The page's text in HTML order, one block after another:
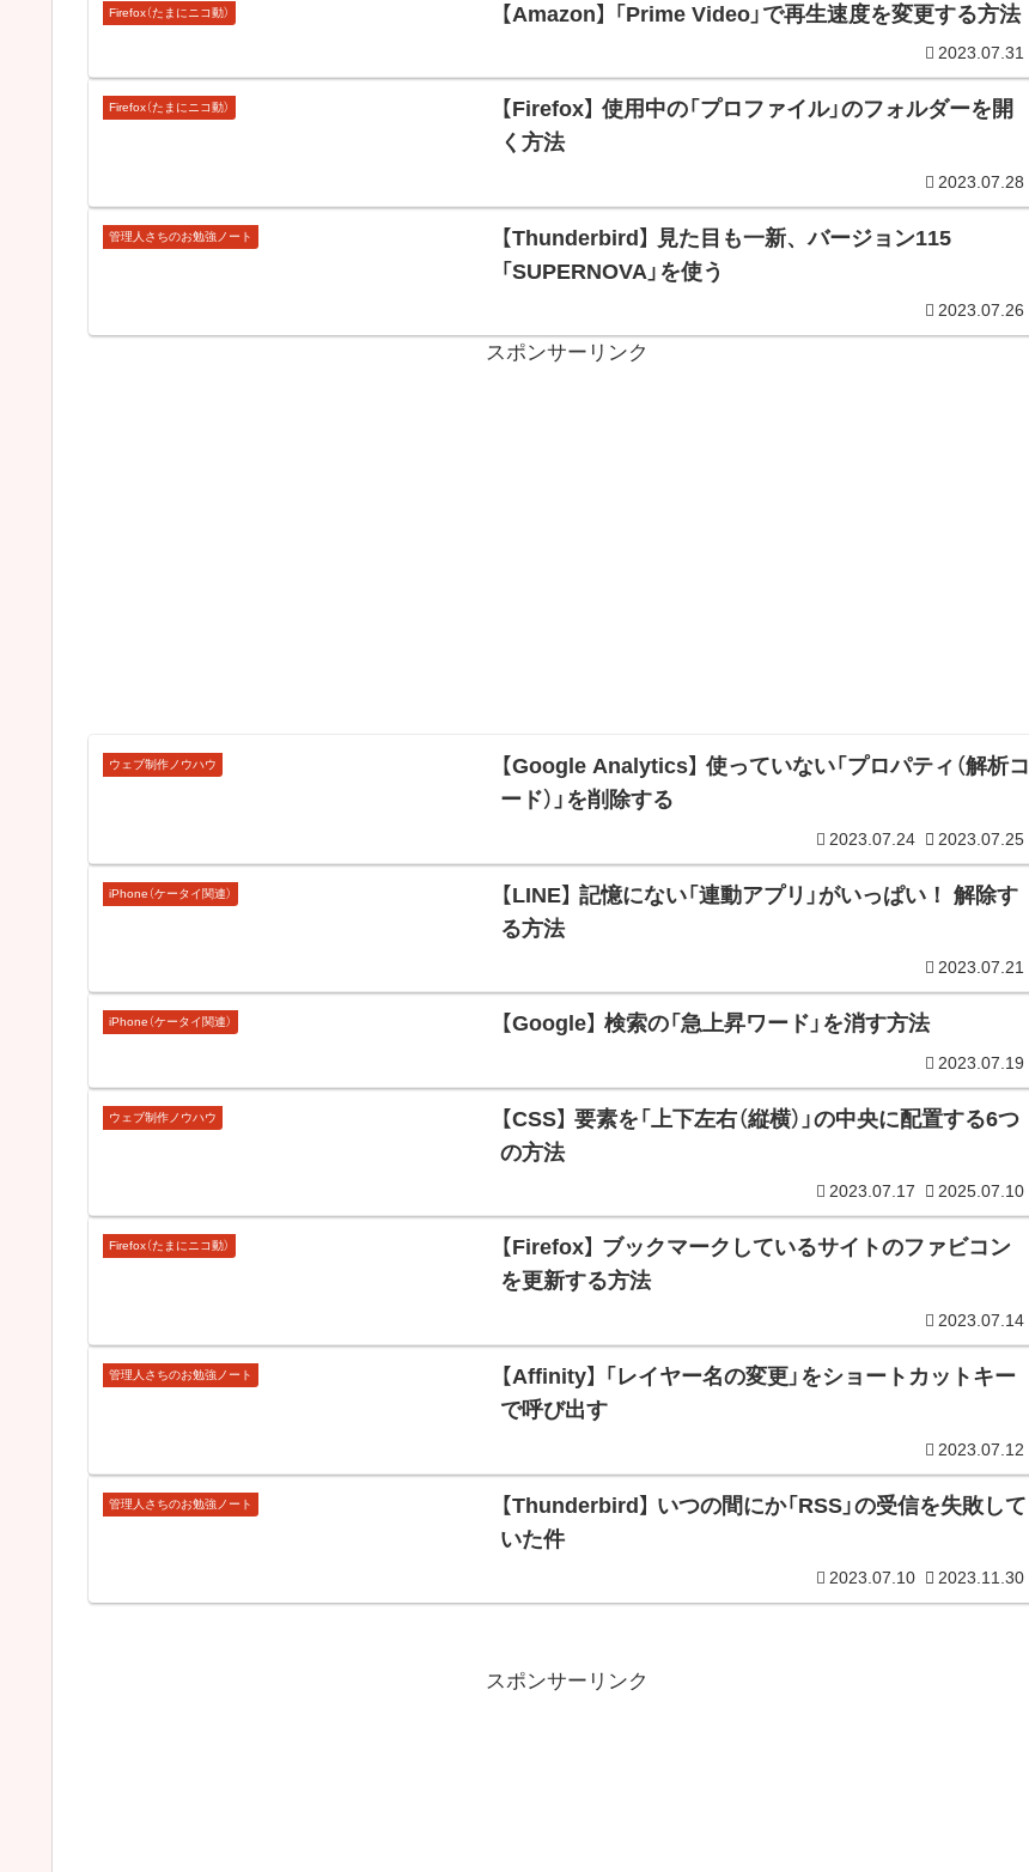
Firefox（たまにニコ動） 【Amazon】 「Prime Video」で再生速度を変更する方法
2023.07.31
Firefox（たまにニコ動）
【Firefox】 使用中の「プロファイル」のフォルダーを開
く方法
2023.07.28
管理人さちのお勉強ノート
【Thunderbird】 見た目も一新、バージョン115
「SUPERNOVA」を使う
2023.07.26
スポンサーリンク
ウェブ制作ノウハウ
【Google Analytics】 使っていない「プロパティ（解析コ
ード）」を削除する
2023.07.24 2023.07.25
iPhone（ケータイ関連）
【LINE】 記憶にない「連動アプリ」がいっぱい！ 解除す
る方法
2023.07.21
iPhone（ケータイ関連） 【Google】 検索の「急上昇ワード」を消す方法
2023.07.19
ウェブ制作ノウハウ
【CSS】 要素を「上下左右（縦横）」の中央に配置する6つ
の方法
2023.07.17 2025.07.10
Firefox（たまにニコ動）
【Firefox】 ブックマークしているサイトのファビコン
を更新する方法
2023.07.14
管理人さちのお勉強ノート
【Affinity】 「レイヤー名の変更」をショートカットキー
で呼び出す
2023.07.12
管理人さちのお勉強ノート
【Thunderbird】 いつの間にか「RSS」の受信を失敗して
いた件
2023.07.10 2023.11.30
スポンサーリンク